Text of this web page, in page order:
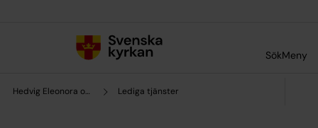
SökMeny
Hedvig Eleonora och Oscars församling Lediga tjänster